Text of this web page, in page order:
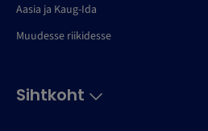
Aasia ja Kaug-Ida
Muudesse riikidesse
Sihtkoht